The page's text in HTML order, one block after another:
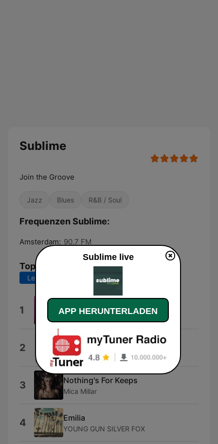
Sublime
Join the Groove
Jazz Blues R&B / Soul
Frequenzen Sublime:
Amsterdam: 90.7 FM
Top-Songs
Letzte 7 Tage Letzte 30 Tage
1 Olivia Dean
2 MAYBE.
SIENNA SPIRO
3 Nothing's For Keeps
Mica Millar
4 Emilia
YOUNG GUN SILVER FOX
Sublime live
APP HERUNTERLADEN